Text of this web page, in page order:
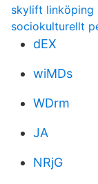
skylift linköping
sociokulturellt
dEX
wiMDs
WDrm
JA
NRjG